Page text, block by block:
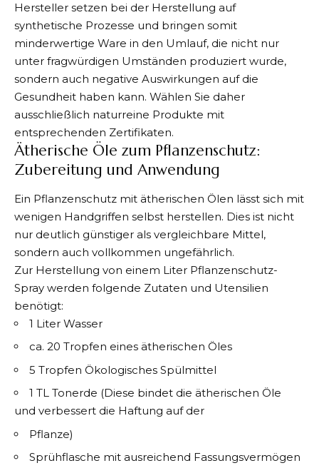
Hersteller setzen bei der Herstellung auf
synthetische Prozesse und bringen somit
minderwertige Ware in den Umlauf, die nicht nur
unter fragwürdigen Umständen produziert wurde,
sondern auch negative Auswirkungen auf die
Gesundheit haben kann. Wählen Sie daher
ausschließlich naturreine Produkte mit
entsprechenden Zertifikaten.
Ätherische Öle zum Pflanzenschutz:
Zubereitung und Anwendung
Ein Pflanzenschutz mit ätherischen Ölen lässt sich mit
wenigen Handgriffen selbst herstellen. Dies ist nicht
nur deutlich günstiger als vergleichbare Mittel,
sondern auch vollkommen ungefährlich.
Zur Herstellung von einem Liter Pflanzenschutz-
Spray werden folgende Zutaten und Utensilien
benötigt:
1 Liter Wasser
ca. 20 Tropfen eines ätherischen Öles
5 Tropfen Ökologisches Spülmittel
1 TL Tonerde (Diese bindet die ätherischen Öle
und verbessert die Haftung auf der
Pflanze)
Sprühflasche mit ausreichend Fassungsvermögen